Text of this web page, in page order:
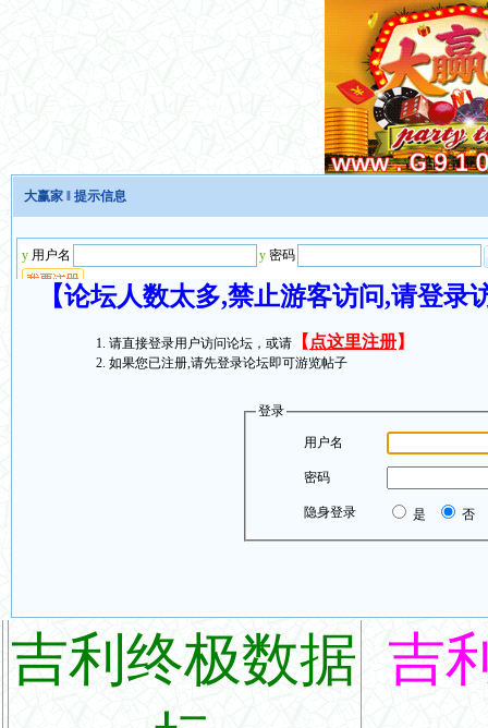
大赢家 ‖ 提示信息
【论坛人数太多,禁止游客访问,请登
请直接登录用户访问论坛，或请 【 点这里注册】
如果您已注册,请先登录论坛即可游览帖子
登录
用户名
密码
隐身登录 是 否
吉利终极数据 吉